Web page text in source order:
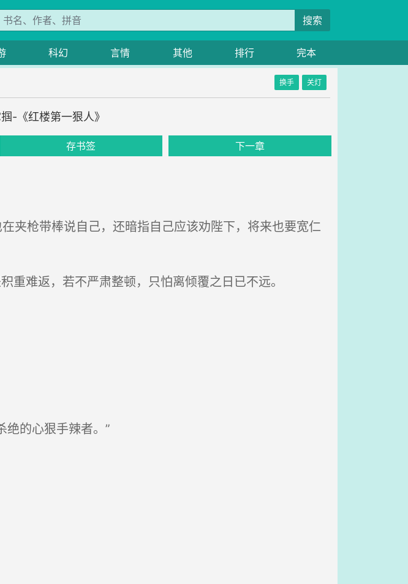
搜索
科幻 言情 其他 排行 完本
换手 关灯
-《红楼第一狠人》
存书签 下一章
夹枪带棒说自己，还暗指自己应该劝陛下，将来也要宽仁
难返，若不严肃整顿，只怕离倾覆之日已不远。
的心狠手辣者。”